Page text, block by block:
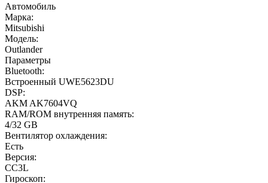
Автомобиль
Марка:
Mitsubishi
Модель:
Outlander
Параметры
Bluetooth:
Встроенный UWE5623DU
DSP:
AKM AK7604VQ
RAM/ROM внутренняя память:
4/32 GB
Вентилятор охлаждения:
Есть
Версия:
CC3L
Гироскоп: